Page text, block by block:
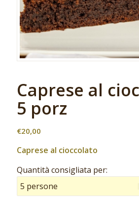
Caprese al
5 porz
€20,00
Caprese al cioccolato
Quantità consigliata per: